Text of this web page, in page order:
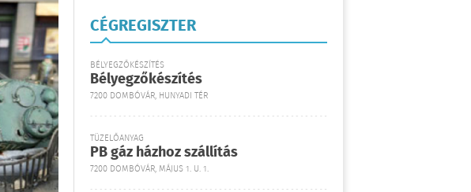
CÉGREGISZTER
BÉLYEGZŐKÉSZÍTÉS
Bélyegzőkészítés
7200 DOMBÓVÁR, HUNYADI TÉR
TÜZELŐANYAG
PB gáz házhoz szállítás
7200 DOMBÓVÁR, MÁJUS 1. U. 1.